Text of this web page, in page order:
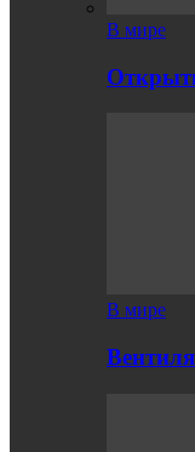
В мире
В мире